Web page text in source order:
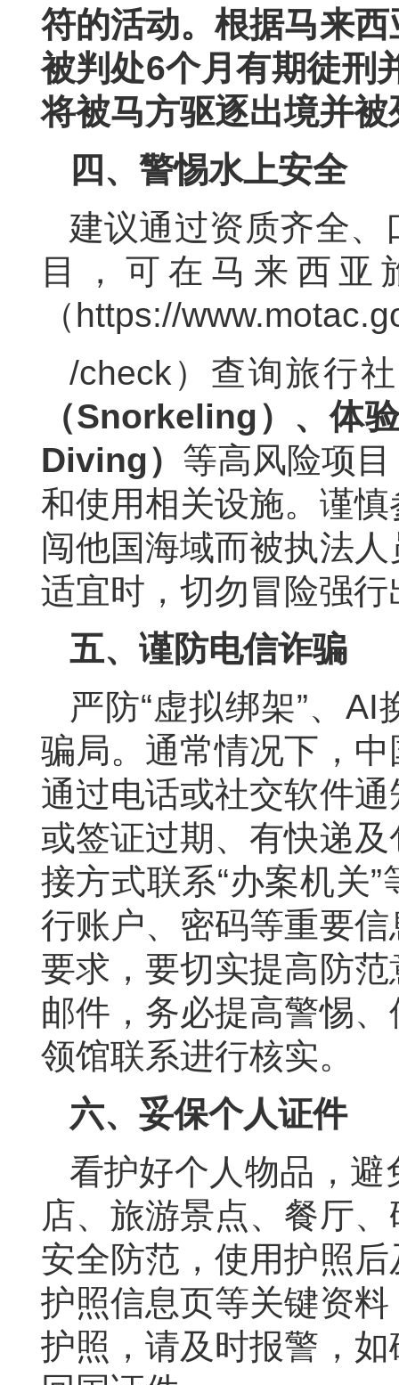
符的活动。根据马来
被判处6个月有期徒刑
将被马方驱逐出境并
四 、警惕水上安全
建议通过资质齐全
目，可在马来西亚
（https://
/check）查询旅行
（Snorkeling）、体
Diving） 等高风险项
和使用相关设施。谨
闯他国海域而被执法
适宜时，切勿冒险强行
五、谨防电信诈骗
严防“虚拟绑架”、
骗局。通常情况下，
通过电话或社交软件
或签证过期、有快递
接方式联系“办案机关
行账户、密码等重要
要求，要切实提高防
邮件，务必提高警惕
领馆联系进行核实。
六、妥保个人证件
看护好个人物品，
店、旅游景点、餐厅
安全防范，使用护照
护照信息页等关键资
护照，请及时报警，